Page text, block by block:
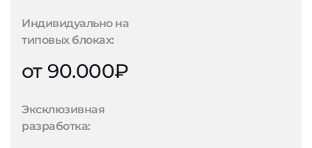
Индивидуально на
типовых блоках:
от 90.000₽
Эксклюзивная
разработка: